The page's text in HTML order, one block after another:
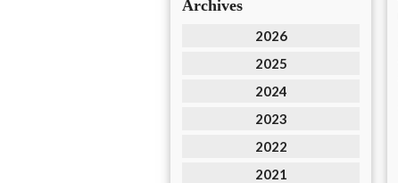
Archives
2026
2025
2024
2023
2022
2021